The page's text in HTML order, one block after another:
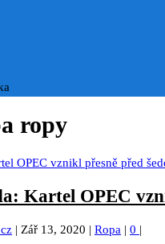
ropy
Kartel OPEC
| Zář 13, 2020 | Ropa | 0 |